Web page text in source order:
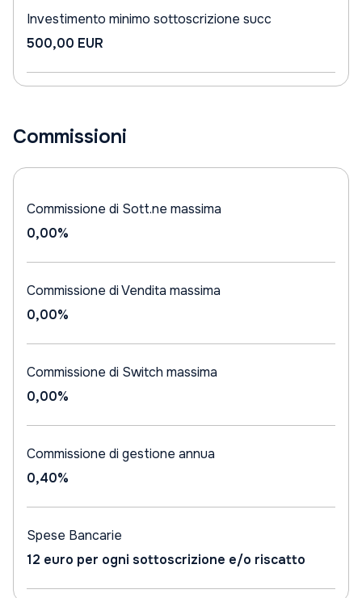
Investimento minimo sottoscrizione succ
500,00 EUR
Commissioni
Commissione di Sott.ne massima
0,00%
Commissione di Vendita massima
0,00%
Commissione di Switch massima
0,00%
Commissione di gestione annua
0,40%
Spese Bancarie
12 euro per ogni sottoscrizione e/o riscatto